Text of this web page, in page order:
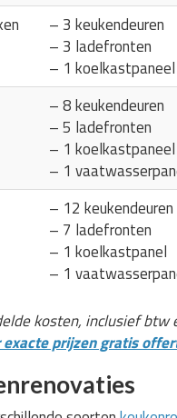
– 3 keukendeuren
– 3 ladefronten
– 1 koelkastpaneel
– 8 keukendeuren
– 5 ladefronten
– 1 koelkastpaneel
– 1
– 12 keukendeuren
– 7 ladefronten
– 1 koelkastpanel
– 1
kosten, inclusief
exacte prijzen gratis